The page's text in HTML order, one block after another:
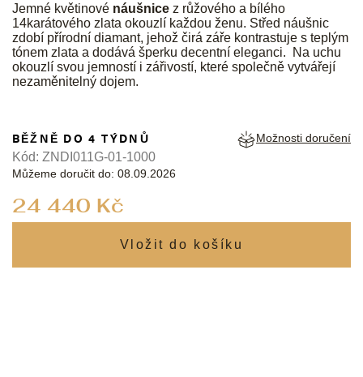
Jemné květinové náušnice z růžového a bílého
14karátového zlata okouzlí každou ženu. Střed náušnic
zdobí přírodní diamant, jehož čirá záře kontrastuje s teplým
tónem zlata a dodává šperku decentní eleganci. Na uchu
okouzlí svou jemností i zářivostí, které společně vytvářejí
nezaměnitelný dojem.
24 440 Kč
BĚŽNĚ DO 4 TÝDNŮ
Můžeme doručit do: 08.09.2026
Možnosti doručení
Kód: ZNDI011G-01-1000